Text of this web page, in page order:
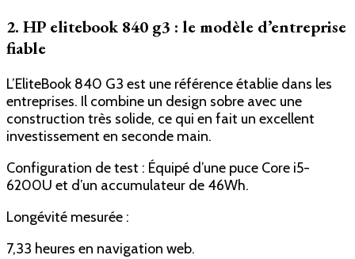
2. HP elitebook 840 g3 : le modèle d’entreprise
fiable
L’EliteBook 840 G3 est une référence établie dans les
entreprises. Il combine un design sobre avec une
construction très solide, ce qui en fait un excellent
investissement en seconde main.
Configuration de test : Équipé d’une puce Core i5-
6200U et d’un accumulateur de 46Wh.
Longévité mesurée :
7,33 heures en navigation web.